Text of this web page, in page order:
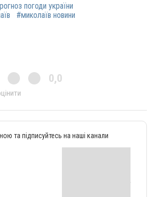
погоди україни
#миколаїв новини
0,0
та підписуйтесь на наші канали